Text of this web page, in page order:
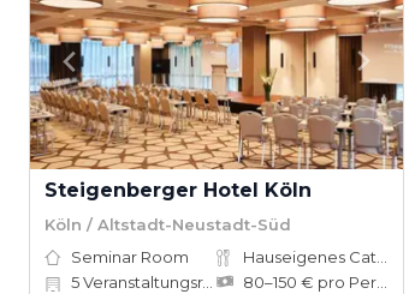
Steigenberger Hotel Köln
Köln / Altstadt-Neustadt-Süd
Seminar Room
5Veranstaltungsräume